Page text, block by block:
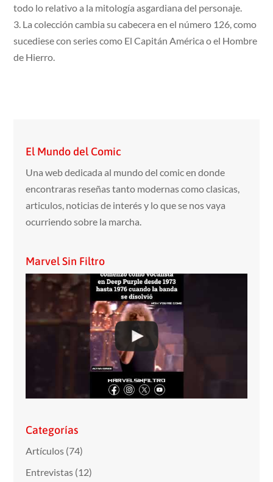
todo lo relativo a la mitología asgardiana del personaje.
3. La colección cambia su cabecera en el número 126, como
sucediese con series como El Capitán América o el Hombre
de Hierro.
El Mundo del Comic
Una web dedicada al mundo del comic en donde
encontraras reseñas tanto modernas como clasicas,
articulos, noticias de interés y lo que se nos vaya
ocurriendo sobre la marcha.
Marvel Sin Filtro
Categorías
Artículos (74)
Entrevistas (12)